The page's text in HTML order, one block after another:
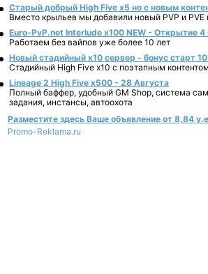
Старый добрый High Five x5 но с новым
Вместо крыльев мы добавили новый PVP и PVE
Euro-PvP.net Interlude х100 NEW - Открытие 4
Работаем без вайпов уже более 10 лет
Новый стадийный х10 сервер - бонус старт
Стадийный High Five x10 с поэтапным
Lineage 2 High Five x500 - 28 Августа
Полный баффер, удобный GM Shop, система
задания, инстансы, автоохота
Разместите здесь Ваше объявление от 8,84
Promo-Reklama.ru